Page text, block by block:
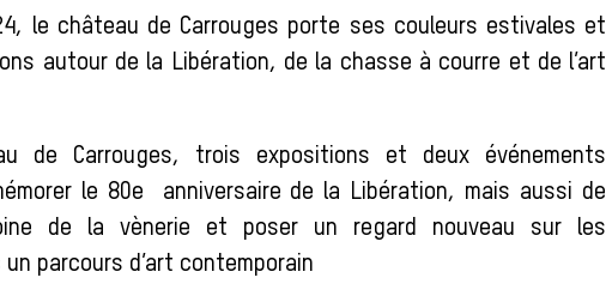
le château de Carrouges porte ses couleurs estivales et
autour de la Libération, de la chasse à courre et de l’art
de Carrouges, trois expositions et deux événements
le 80e anniversaire de la Libération, mais aussi de
de la vènerie et poser un regard nouveau sur les
parcours d’art contemporain